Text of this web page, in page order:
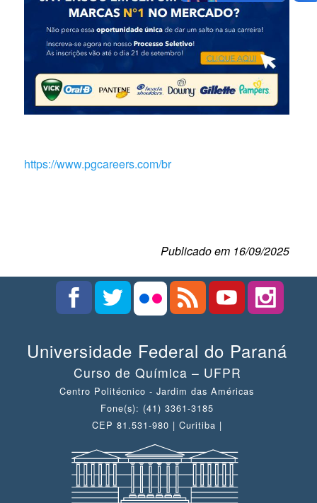
https://www.pgcareers.com/br
Publicado em 16/09/2025
Universidade Federal do Paraná
Curso de Química – UFPR
Centro Politécnico - Jardim das Américas
Fone(s): (41) 3361-3185
CEP 81.531-980 | Curitiba |